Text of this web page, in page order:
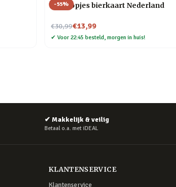
-55%
Bierdopjes bierkaart Nederland
€30,99
Nu voor€13,99
✔ Voor 22:45 besteld, morgen in huis!
✔ Makkelijk & veilig
Betaal o.a. met iDEAL
KLANTENSERVICE
Klantenservice